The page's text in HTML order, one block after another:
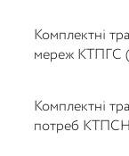
Комплектні
мереж КТПГС
Комплектні
потреб